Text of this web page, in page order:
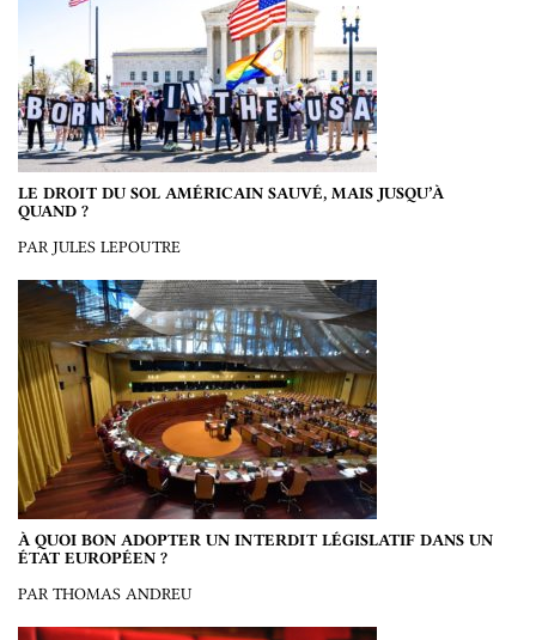
LE DROIT DU SOL AMÉRICAIN SAUVÉ, MAIS JUSQU’À
QUAND ?
PAR JULES LEPOUTRE
À QUOI BON ADOPTER UN INTERDIT LÉGISLATIF DANS UN
ÉTAT EUROPÉEN ?
PAR THOMAS ANDREU